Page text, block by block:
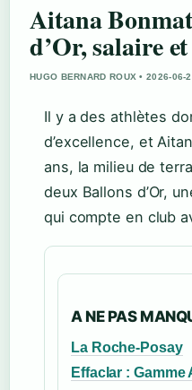
Aitana
d’Or, salaire
HUGO BERNARD ROUX • 2026-06-
Il y a des athlètes
d’excellence, et
ans, la milieu de
deux Ballons d’Or,
qui compte en club
A NE PAS
La Roche-Posay
Effaclar : Gamme